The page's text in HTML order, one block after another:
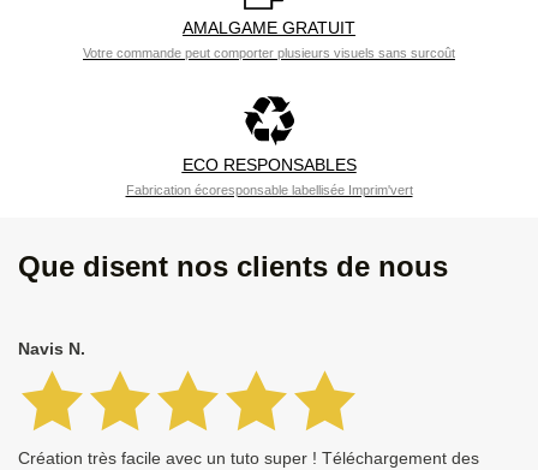
AMALGAME GRATUIT
Votre commande peut comporter plusieurs visuels sans surcoût
ECO RESPONSABLES
Fabrication écoresponsable labellisée Imprim'vert
Que disent nos clients de nous
Navis N.
Création très facile avec un tuto super ! Téléchargement des